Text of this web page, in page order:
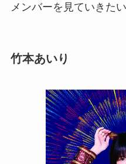
メンバーを見ていきた
竹本あいり